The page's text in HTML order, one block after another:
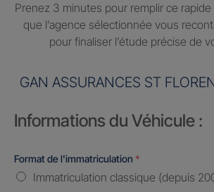
Prenez 3 minutes pour remplir ce
que l’agence sélectionnée vous
pour finaliser l’étude précise de
GAN ASSURANCES ST
Informations du Véhicule :
Format de l'immatriculation *
Immatriculation classique (depuis